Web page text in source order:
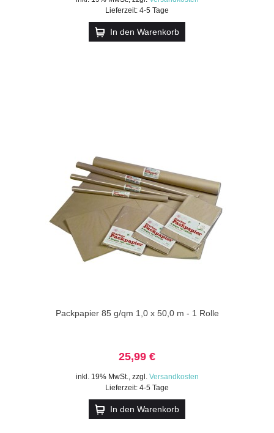
Lieferzeit: 4-5 Tage
In den Warenkorb
Packpapier 85 g/qm 1,0 x 50,0 m - 1 Rolle
25,99 €
inkl. 19% MwSt., zzgl. Versandkosten
Lieferzeit: 4-5 Tage
In den Warenkorb